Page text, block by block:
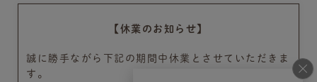
【休業のお知らせ】
誠に勝手ながら下記の期間中休業とさせていただきま
す。